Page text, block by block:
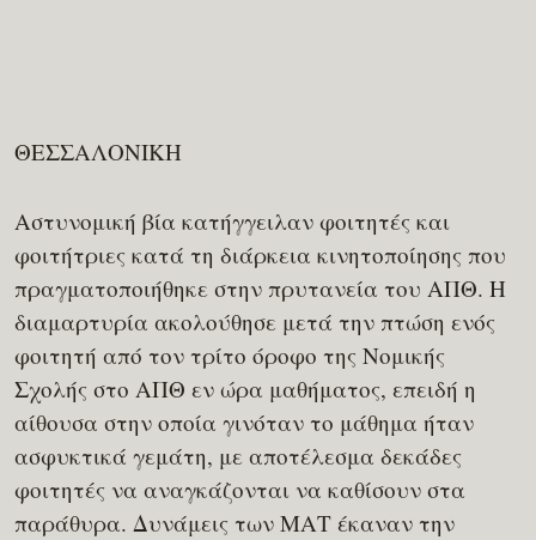
ΘΕΣΣΑΛΟΝΙΚΗ
Αστυνομική βία κατήγγειλαν φοιτητές και
φοιτήτριες κατά τη διάρκεια κινητοποίησης που
πραγματοποιήθηκε στην πρυτανεία του ΑΠΘ. Η
διαμαρτυρία ακολούθησε μετά την πτώση ενός
φοιτητή από τον τρίτο όροφο της Νομικής
Σχολής στο ΑΠΘ εν ώρα μαθήματος, επειδή η
αίθουσα στην οποία γινόταν το μάθημα ήταν
ασφυκτικά γεμάτη, με αποτέλεσμα δεκάδες
φοιτητές να αναγκάζονται να καθίσουν στα
παράθυρα. Δυνάμεις των ΜΑΤ έκαναν την